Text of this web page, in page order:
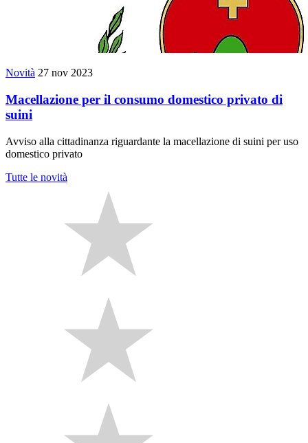
Novità 27 nov 2023
Macellazione per il consumo domestico privato di
suini
Avviso alla cittadinanza riguardante la macellazione di suini per uso
domestico privato
Tutte le novità